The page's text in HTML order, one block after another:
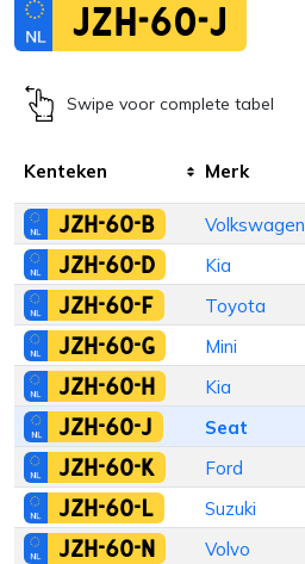
JZH-60-J
Swipe voor complete tabel
Kenteken Merk
JZH-60-B Volkswagen
JZH-60-D Kia
JZH-60-F Toyota
JZH-60-G Mini
JZH-60-H Kia
JZH-60-J Seat
JZH-60-K Ford
JZH-60-L Suzuki
JZH-60-N Volvo